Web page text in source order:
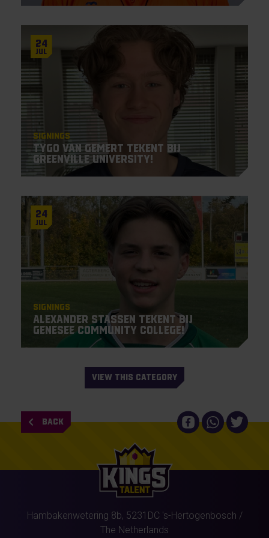
24
Jul
Signings
Tygo van Gemert tekent bij
Greenville University!
24
Jul
Signings
Alexander Stassen tekent bij
Genesee Community College!
VIEW THIS CATEGORY
BACK
Hambakenwetering 8b, 5231DC 's-Hertogenbosch /
The Netherlands